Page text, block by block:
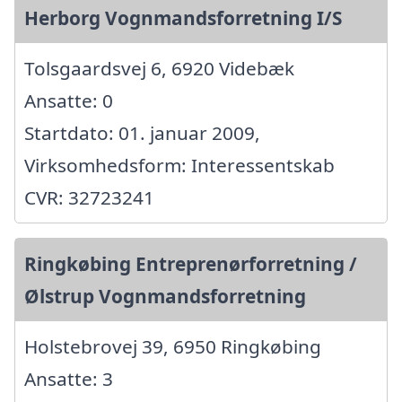
Herborg Vognmandsforretning I/S
Tolsgaardsvej 6, 6920 Videbæk
Ansatte: 0
Startdato: 01. januar 2009,
Virksomhedsform: Interessentskab
CVR: 32723241
Ringkøbing Entreprenørforretning /
Ølstrup Vognmandsforretning
Holstebrovej 39, 6950 Ringkøbing
Ansatte: 3